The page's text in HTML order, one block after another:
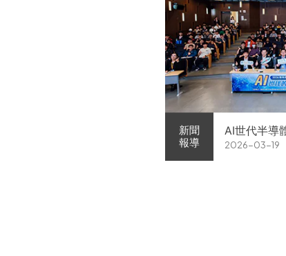
新聞
報導
AI世代半導
家企業前進
2026-03-19